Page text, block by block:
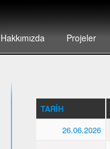
Hakkımızda Projeler
TARIH
26.06.2026